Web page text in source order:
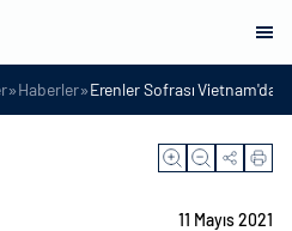
»Haberler»Erenler Sofrası Vietnam'da
11 Mayıs 2021